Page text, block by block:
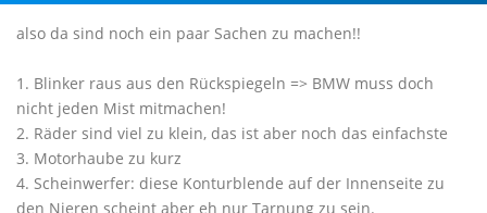
also da sind noch ein paar Sachen zu machen!!
1. Blinker raus aus den Rückspiegeln => BMW muss doch
nicht jeden Mist mitmachen!
2. Räder sind viel zu klein, das ist aber noch das einfachste
3. Motorhaube zu kurz
4. Scheinwerfer: diese Konturblende auf der Innenseite zu
den Nieren scheint aber eh nur Tarnung zu sein.